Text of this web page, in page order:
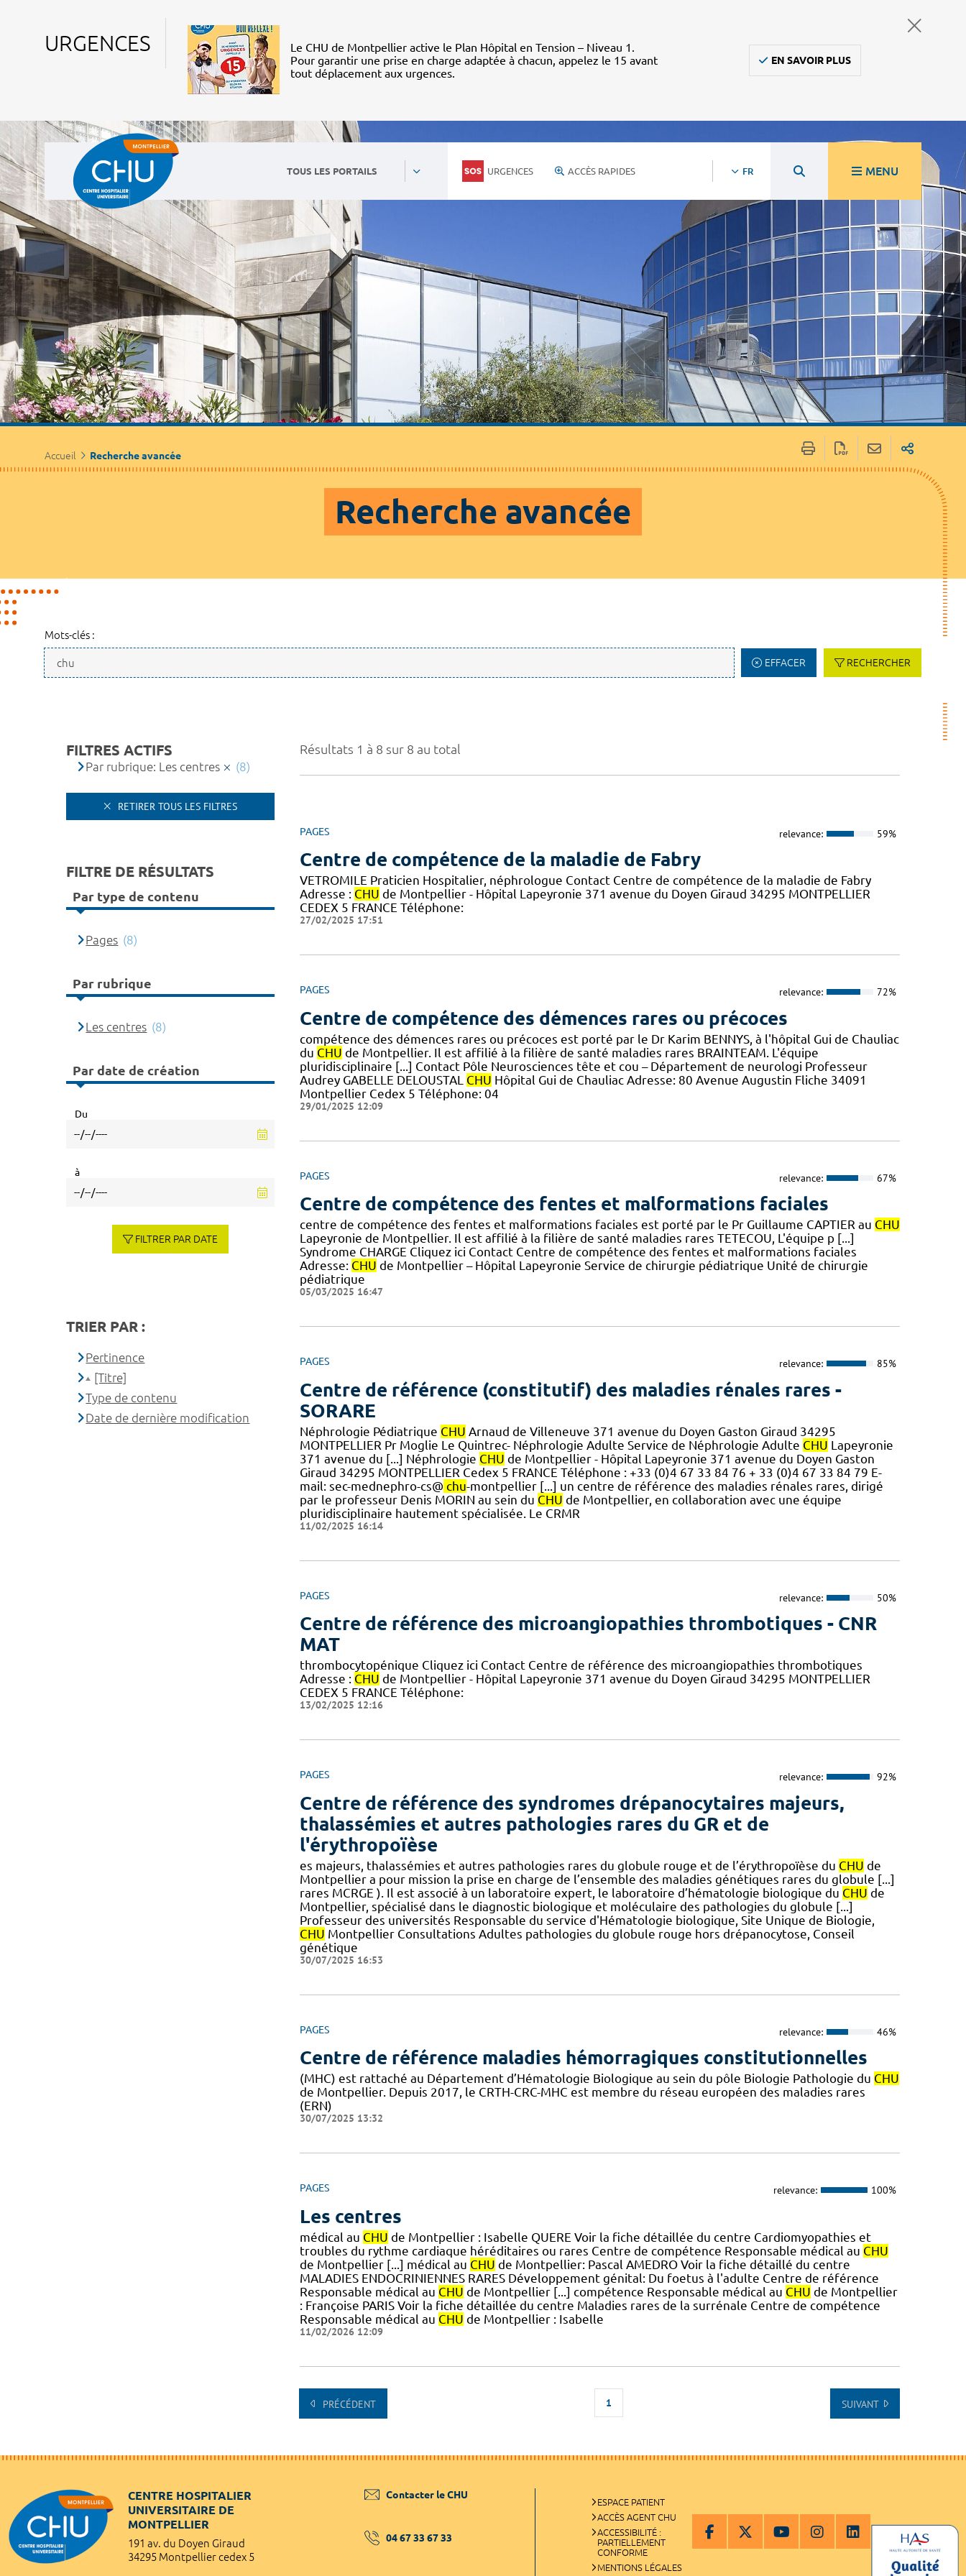
URGENCES
Le CHU de Montpellier active le Plan Hôpital en Tension – Niveau 1.
Pour garantir une prise en charge adaptée à chacun, appelez le 15 avant
tout déplacement aux urgences.
EN SAVOIR PLUS
TOUS LES PORTAILS URGENCES ACCÈS RAPIDES FR MENU
Accueil Recherche avancée
Recherche avancée
Mots-clés :
EFFACER RECHERCHER
Résultats 1 à 8 sur 8 au total
PAGES relevance: 59%
Centre de compétence de la maladie de Fabry
VETROMILE Praticien Hospitalier, néphrologue Contact Centre de compétence de la maladie de Fabry
Adresse : CHU de Montpellier - Hôpital Lapeyronie 371 avenue du Doyen Giraud 34295 MONTPELLIER
CEDEX 5 FRANCE Téléphone:
27/02/2025 17:51
PAGES relevance: 72%
Centre de compétence des démences rares ou précoces
compétence des démences rares ou précoces est porté par le Dr Karim BENNYS, à l'hôpital Gui de Chauliac
du CHU de Montpellier. Il est affilié à la filière de santé maladies rares BRAINTEAM. L'équipe
pluridisciplinaire [...] Contact Pôle Neurosciences tête et cou – Département de neurologi Professeur
Audrey GABELLE DELOUSTAL CHU Hôpital Gui de Chauliac Adresse: 80 Avenue Augustin Fliche 34091
Montpellier Cedex 5 Téléphone: 04
29/01/2025 12:09
PAGES relevance: 67%
Centre de compétence des fentes et malformations faciales
centre de compétence des fentes et malformations faciales est porté par le Pr Guillaume CAPTIER au CHU
Lapeyronie de Montpellier. Il est affilié à la filière de santé maladies rares TETECOU, L'équipe p [...]
Syndrome CHARGE Cliquez ici Contact Centre de compétence des fentes et malformations faciales
Adresse: CHU de Montpellier – Hôpital Lapeyronie Service de chirurgie pédiatrique Unité de chirurgie
pédiatrique
05/03/2025 16:47
PAGES relevance: 85%
Centre de référence (constitutif) des maladies rénales rares -
SORARE
Néphrologie Pédiatrique CHU Arnaud de Villeneuve 371 avenue du Doyen Gaston Giraud 34295
MONTPELLIER Pr Moglie Le Quintrec- Néphrologie Adulte Service de Néphrologie Adulte CHU Lapeyronie
371 avenue du [...] Néphrologie CHU de Montpellier - Hôpital Lapeyronie 371 avenue du Doyen Gaston
Giraud 34295 MONTPELLIER Cedex 5 FRANCE Téléphone : +33 (0)4 67 33 84 76 + 33 (0)4 67 33 84 79 E-
mail: sec-mednephro-cs@ chu-montpellier [...] un centre de référence des maladies rénales rares, dirigé
par le professeur Denis MORIN au sein du CHU de Montpellier, en collaboration avec une équipe
pluridisciplinaire hautement spécialisée. Le CRMR
11/02/2025 16:14
PAGES relevance: 50%
Centre de référence des microangiopathies thrombotiques - CNR
MAT
thrombocytopénique Cliquez ici Contact Centre de référence des microangiopathies thrombotiques
Adresse : CHU de Montpellier - Hôpital Lapeyronie 371 avenue du Doyen Giraud 34295 MONTPELLIER
CEDEX 5 FRANCE Téléphone:
13/02/2025 12:16
PAGES relevance: 92%
Centre de référence des syndromes drépanocytaires majeurs,
thalassémies et autres pathologies rares du GR et de
l'érythropoïèse
es majeurs, thalassémies et autres pathologies rares du globule rouge et de l’érythropoïèse du CHU de
Montpellier a pour mission la prise en charge de l’ensemble des maladies génétiques rares du globule [...]
rares MCRGE ). Il est associé à un laboratoire expert, le laboratoire d’hématologie biologique du CHU de
Montpellier, spécialisé dans le diagnostic biologique et moléculaire des pathologies du globule [...]
Professeur des universités Responsable du service d'Hématologie biologique, Site Unique de Biologie,
CHU Montpellier Consultations Adultes pathologies du globule rouge hors drépanocytose, Conseil
génétique
30/07/2025 16:53
PAGES relevance: 46%
Centre de référence maladies hémorragiques constitutionnelles
(MHC) est rattaché au Département d’Hématologie Biologique au sein du pôle Biologie Pathologie du CHU
de Montpellier. Depuis 2017, le CRTH-CRC-MHC est membre du réseau européen des maladies rares
(ERN)
30/07/2025 13:32
PAGES relevance: 100%
Les centres
médical au CHU de Montpellier : Isabelle QUERE Voir la fiche détaillée du centre Cardiomyopathies et
troubles du rythme cardiaque héréditaires ou rares Centre de compétence Responsable médical au CHU
de Montpellier [...] médical au CHU de Montpellier: Pascal AMEDRO Voir la fiche détaillé du centre
MALADIES ENDOCRINIENNES RARES Développement génital: Du foetus à l'adulte Centre de référence
Responsable médical au CHU de Montpellier [...] compétence Responsable médical au CHU de Montpellier
: Françoise PARIS Voir la fiche détaillée du centre Maladies rares de la surrénale Centre de compétence
Responsable médical au CHU de Montpellier : Isabelle
11/02/2026 12:09
PRÉCÉDENT 1 SUIVANT
FILTRES ACTIFS
Par rubrique: Les centres (8)
RETIRER TOUS LES FILTRES
FILTRE DE RÉSULTATS
Par type de contenu
Pages (8)
Par rubrique
Les centres (8)
Par date de création
Du
à
FILTRER PAR DATE
TRIER PAR :
Pertinence
[Titre]
Type de contenu
Date de dernière modification
CENTRE HOSPITALIER
UNIVERSITAIRE DE
MONTPELLIER
191 av. du Doyen Giraud
34295 Montpellier cedex 5
Contacter le CHU
04 67 33 67 33
ESPACE PATIENT
ACCÈS AGENT CHU
ACCESSIBILITÉ :
PARTIELLEMENT
CONFORME
MENTIONS LÉGALES